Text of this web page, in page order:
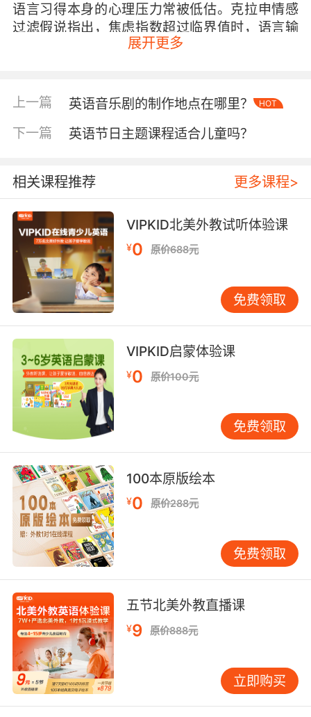
语言习得本身的心理压力常被低估。克拉申情感
过滤假说指出，焦虑指数超过临界值时，语言输
入效率下降40%。VIPKID教学数据显示，在1v1
印证了斯蒂芬·克拉申"情感屏障"理论的现实意
用。
当前英语夏令营市场呈现两极分化态势。部分传
统营地仍将心理辅导视为应急措施，仅配备基础
医护人员处理表象问题。某知名营地2022年因未
及时干预学员群体性焦虑，导致家长投诉率飙升
300%，凸显心理服务体系缺失的风险。
行业领先机构已将心理支持升级为教育设计要
素。VIPKID教研团队提出的"双轨制辅导模型"，
将语言导师与心理咨询师配比控制在3:1，通过每
日情绪日志、情景模拟工作坊等特色环节，使学
员焦虑指数平均降低41%。这种将心理学原理融
入课程架构的创新，标志着营地教育从"技能培
训"向"全人教育"的转型。
三、VIPKID实践：构建三维心理支持网络
体系。入营前通过大数据分析学员性格测试结
果，提前识别潜在风险群体。营地实行"成长伙
伴"制度，每位学员除语言导师外，还配备专属心
理观察员，运用非言语线索评估技术，实时捕捉
微表情、肢体语言等32项行为指标。
特色心理课程模块包含"跨文化适应力训练""团队
PERMA模型，通过优势识别游戏、成就可视化墙
等工具，帮助学员建立自我效能感。2023年北京
营地实践中，93%的学员在结营反馈中表示"学会
了用英语表达情绪"，证明语言能力与心理韧性存
在协同发展效应。
四、挑战与展望：专业化心理服务的深化路径
展开更多
上一篇 英语音乐剧的制作地点在哪里？ HOT
下一篇 英语节日主题课程适合儿童吗？
相关课程推荐 更多课程>
VIPKID北美外教试听体验课
¥0 原价688元
免费领取
VIPKID启蒙体验课
¥0 原价100元
免费领取
100本原版绘本
¥0 原价288元
免费领取
五节北美外教直播课
¥9 原价888元
立即购买